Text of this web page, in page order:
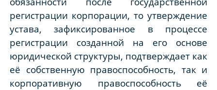
регистрации корпорации, то утверждение
устава, зафиксированное в процессе
регистрации созданной на его основе
юридической структуры, подтверждает как
её собственную правоспособность, так и
корпоративную правоспособность её